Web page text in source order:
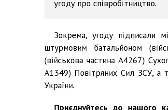
угоду про співробітництво.
Зокрема, угоду підписали
штурмовим батальйоном
(військова частина А4267)
А1349) Повітряних Сил ЗСУ, а
України.
Приєднуйтесь до нашого